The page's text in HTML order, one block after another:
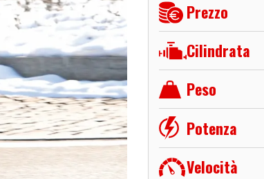
Prezzo
Cilindrata
Peso
Potenza
Velocità